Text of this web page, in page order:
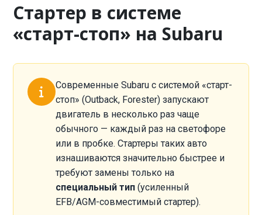
Стартер в системе
«старт-стоп» на Subaru
Современные Subaru с системой «старт-
стоп» (Outback, Forester) запускают
двигатель в несколько раз чаще
обычного — каждый раз на светофоре
или в пробке. Стартеры таких авто
изнашиваются значительно быстрее и
требуют замены только на
специальный тип (усиленный
EFB/AGM-совместимый стартер).